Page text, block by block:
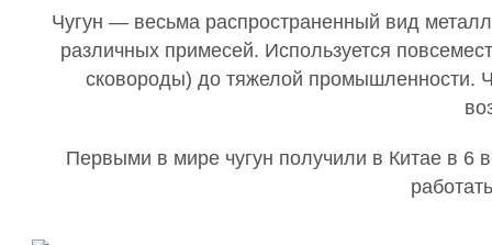
Чугун — весьма распространенный вид
различных примесей. Используется
сковороды) до тяжелой промышленности.
Первыми в мире чугун получили в Китае в 6